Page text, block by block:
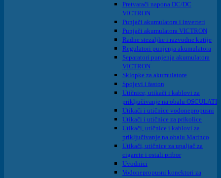
Pretvarači napona DC/DC
VICTRON
Punjači akumulatora i inverteri
Punjači akumulatora VICTRON
Radne stezaljke i razvodne kutije
Regulatori punjenja akumulatora
Separatori punjenja akumulatora
VICTRON
Sklopke za akumulatore
Spojevi i faston
Utičnice, utikači i kablovi za
priključivanje na obalu OSCULATI
Utikači i utičnice vodonepropusni
Utikači i utičnice za prikolice
Utikači, utičnice i kablovi za
priključivanje na obalu Marinco
Utikači, utičnice za upaljač za
cigarete i ostali pribor
Uvodnici
Vodonepropusni konektori za